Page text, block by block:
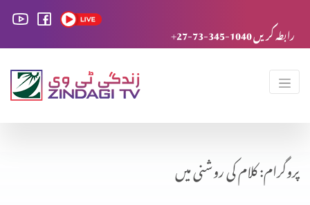
+27-73-345-1040 رابطہ کریں
پروگرام: کلام کی روشنی میں